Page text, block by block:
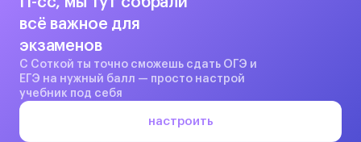
всё важное для
экзаменов
С Соткой ты точно сможешь сдать ОГЭ и
ЕГЭ на нужный балл — просто настрой
учебник под себя
настроить